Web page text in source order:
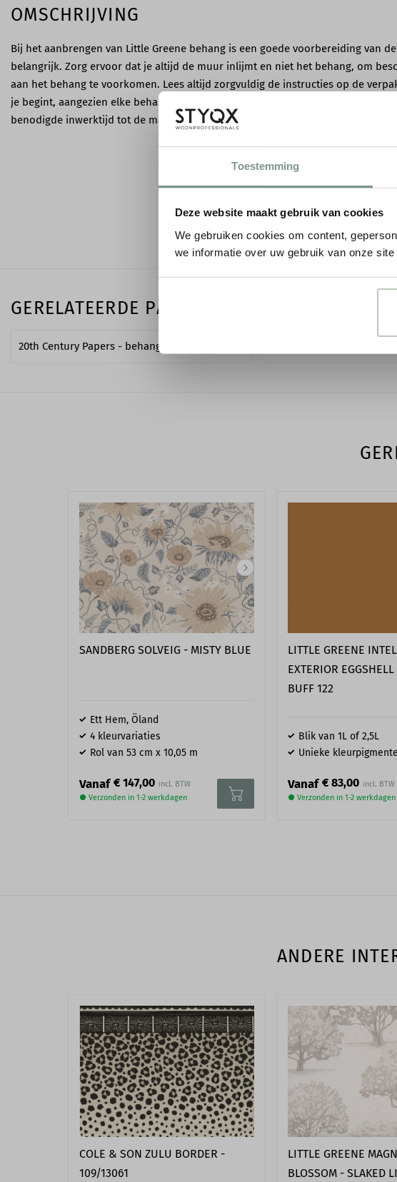
Toestemming
Deze website maakt gebruik van cookies
We gebruiken cookies om content,
we informatie over uw gebruik van onze
OMSCHRIJVING
Bij het aanbrengen van Little Greene behang is een goede voorbereiding van
belangrijk. Zorg ervoor dat je altijd de muur inlijmt en niet het behang, om
aan het behang te voorkomen. Lees altijd zorgvuldig de instructies op de
je begint, aangezien elke behangsoort specifieke vereisten heeft. Dit kan
benodigde inwerktijd tot de manier van aanbrengen.
GERELATEERDE PAGINA'S
20th Century Papers - behang van Little Greene
SANDBERG SOLVEIG - MISTY BLUE
Ett Hem, Öland
4 kleurvariaties
Rol van 53 cm x 10,05 m
Vanaf € 147,00
● Verzonden in 1-2 werkdagen
LITTLE GREENE
EXTERIOR
BUFF 122
Blik van 1L of 2,5L
Unieke
Vanaf € 83,00
● Verzonden in 1-2 werkdagen
ANDERE
COLE & SON ZULU BORDER -
109/13061
LITTLE GREENE
BLOSSOM - SLAKED